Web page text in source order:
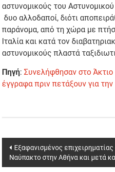
αστυνομικούς του
δυο αλλοδαποί, διότι
παράνομα, από τη χώρα με
Ιταλία και κατά τον
αστυνομικούς πλαστά
Πηγή:Συνελήφθησαν στο
έγγραφα πριν πετάξουν για την
Post
navigation
Εξαφανισμένος
Ναύπακτο στην Αθήνα και μετά